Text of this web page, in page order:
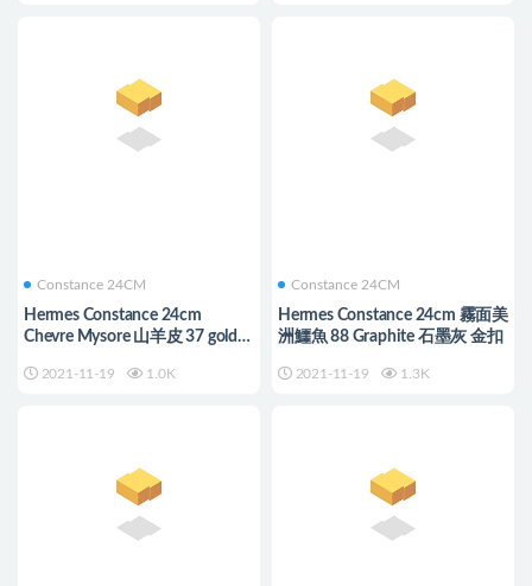
Constance 24CM
Hermes Constance 24cm
Chevre Mysore 山羊皮 37 gold
2021-11-19 1.0K
Constance 24CM
Hermes Constance 24cm 霧面美
洲鱷魚 88 Graphite 石墨灰 金扣
2021-11-19 1.3K